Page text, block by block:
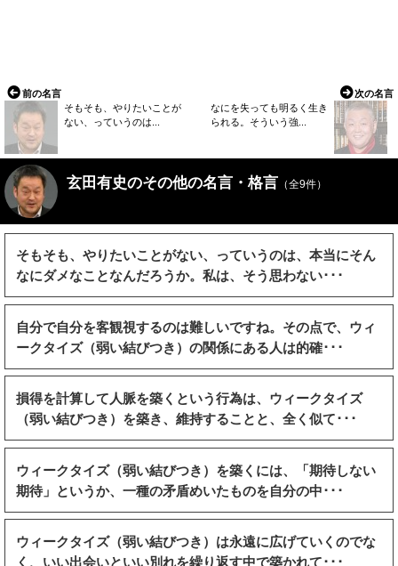
前の名言
そもそも、やりたいことが
ない、っていうのは...
次の名言
なにを失っても明るく生き
られる。そういう強...
玄田有史のその他の名言・格言 （全9件）
そもそも、やりたいことがない、っていうのは、本当にそん
なにダメなことなんだろうか。私は、そう思わない･･･
自分で自分を客観視するのは難しいですね。その点で、ウィ
ークタイズ（弱い結びつき）の関係にある人は的確･･･
損得を計算して人脈を築くという行為は、ウィークタイズ
（弱い結びつき）を築き、維持することと、全く似て･･･
ウィークタイズ（弱い結びつき）を築くには、「期待しない
期待」というか、一種の矛盾めいたものを自分の中･･･
ウィークタイズ（弱い結びつき）は永遠に広げていくのでな
く、いい出会いといい別れを繰り返す中で築かれて･･･